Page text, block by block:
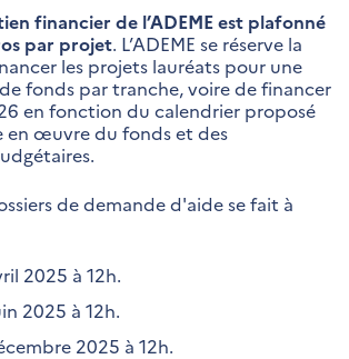
financier de l’ADEME est plafonné
par projet. L’ADEME se réserve la
les projets lauréats pour une
fonds par tranche, voire de financer
en fonction du calendrier proposé
en œuvre du fonds et des
de demande d'aide se fait à
2025 à 12h.
2025 à 12h.
2025 à 12h.